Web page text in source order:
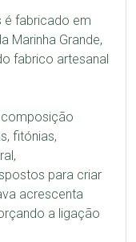
é fabricado em
Marinha Grande,
fabrico artesanal
composição
fitónias,
para criar
acrescenta
a ligação